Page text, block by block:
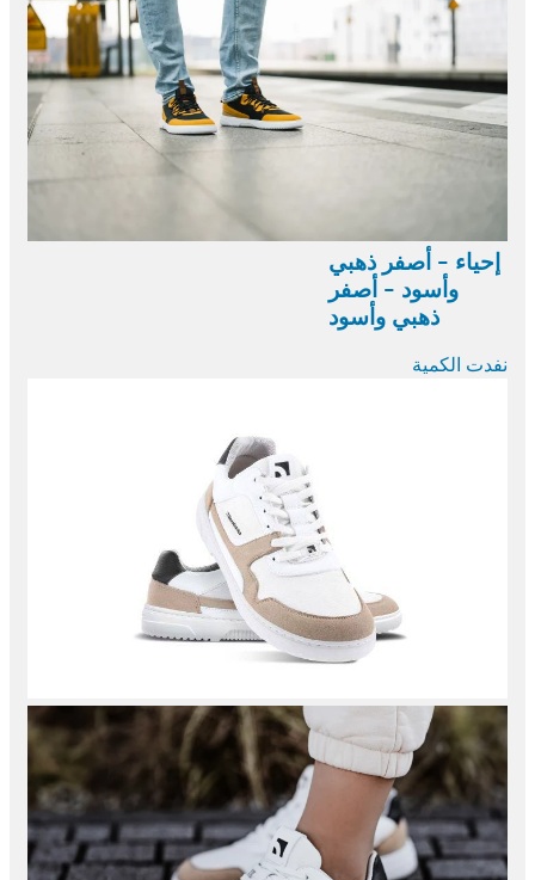
إحياء - أصفر ذهبي
وأسود - أصفر
ذهبي وأسود
نفدت الكمية